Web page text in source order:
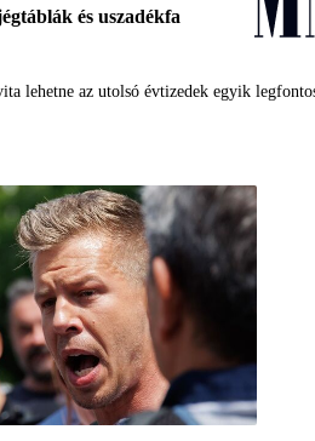
és uszadékfa
lehetne az utolsó évtizedek egyik